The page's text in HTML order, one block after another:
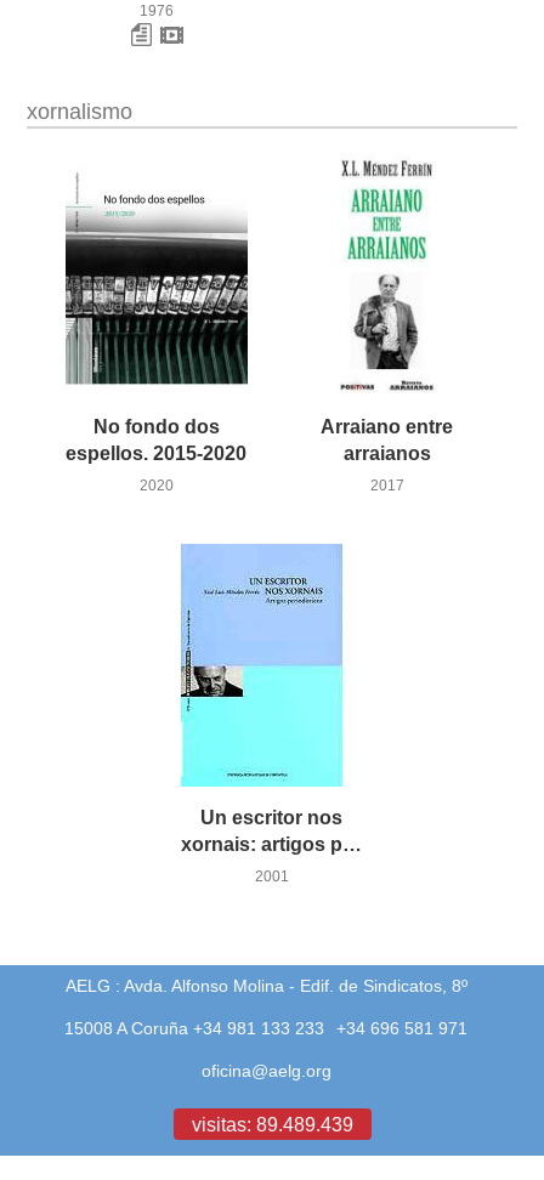
1976
xornalismo
No fondo dos
espellos. 2015-2020
2020
Arraiano entre
arraianos
2017
Un escritor nos
xornais: artigos periodísticos
2001
AELG : Avda. Alfonso Molina - Edif. de Sindicatos, 8º
15008 A Coruña +34 981 133 233 +34 696 581 971
oficina@aelg.org
visitas: 89.489.439